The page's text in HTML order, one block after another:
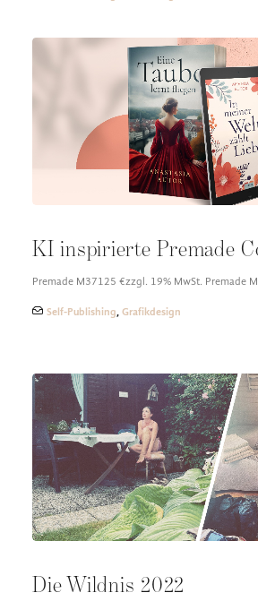
KI inspirierte Premade
Premade M37125 €zzgl. 19% MwSt. Premade
Self-Publishing, Grafikdesign
Die Wildnis 2022